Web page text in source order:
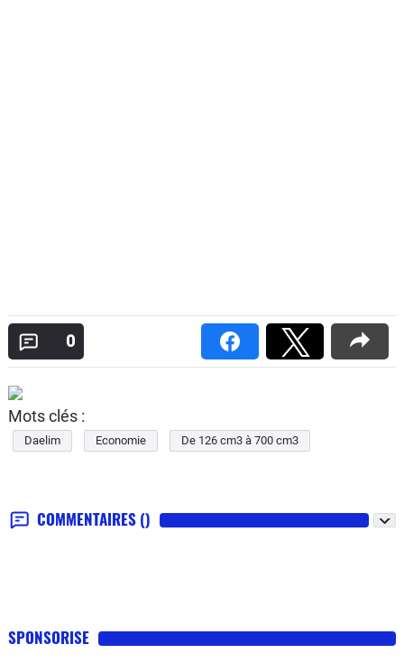
0
Mots clés :
Daelim Economie De 126 cm3 à 700 cm3
COMMENTAIRES ()
SPONSORISE